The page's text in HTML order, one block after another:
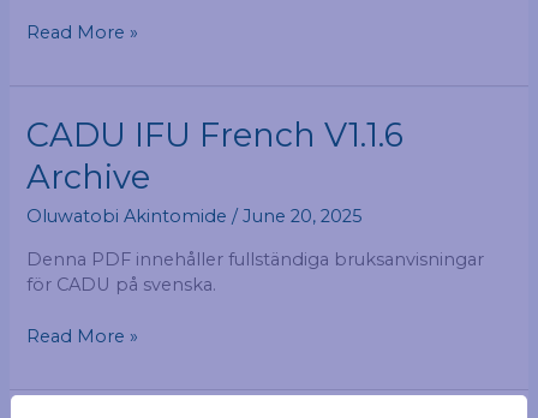
Read More »
CADU IFU French V1.1.6
Archive
Oluwatobi Akintomide/June 20, 2025
Denna PDF innehåller fullständiga bruksanvisningar
för CADU på svenska.
CADU
IFU
French
Archive
Read More »